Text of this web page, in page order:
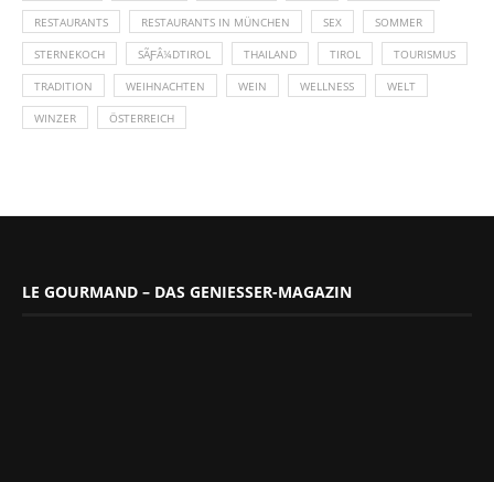
RESTAURANTS RESTAURANTS IN MÜNCHEN SEX SOMMER
STERNEKOCH SÃƑÂ¼DTIROL THAILAND TIROL TOURISMUS
TRADITION WEIHNACHTEN WEIN WELLNESS WELT
WINZER ÖSTERREICH
LE GOURMAND – DAS GENIESSER-MAGAZIN